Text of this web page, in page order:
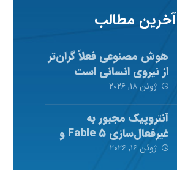
آخرین مطالب
هوش مصنوعی فعلاً گران‌تر
از نیروی انسانی است
ژوئن ۱۸, ۲۰۲۶
آنتروپیک مجبور به
غیرفعال‌سازی Fable ۵ و
Mythos ۵ شد
ژوئن ۱۶, ۲۰۲۶